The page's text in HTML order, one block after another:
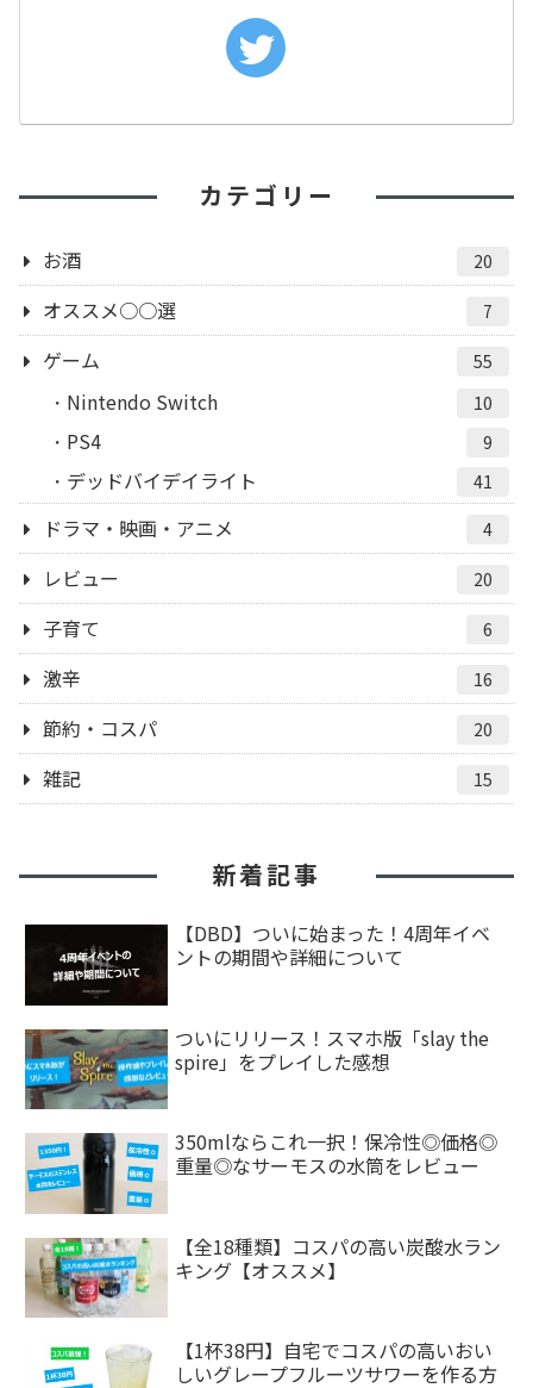
カテゴリー
お酒 20
オススメ○○選 7
ゲーム 55
Nintendo Switch 10
PS4 9
デッドバイデイライト 41
ドラマ・映画・アニメ 4
レビュー 20
子育て 6
激辛 16
節約・コスパ 20
雑記 15
新着記事
【DBD】ついに始まった！4周年イベ
ントの期間や詳細について
ついにリリース！スマホ版「slay the
spire」をプレイした感想
350mlならこれ一択！保冷性◎価格◎
重量◎なサーモスの水筒をレビュー
【全18種類】コスパの高い炭酸水ラン
キング【オススメ】
【1杯38円】自宅でコスパの高いおい
しいグレープフルーツサワーを作る方